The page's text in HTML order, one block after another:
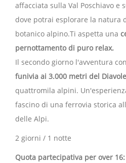
affacciata sulla Val Poschiavo e
dove potrai esplorare la natura
botanico alpino.Ti aspetta una
pernottamento di puro relax.
Il secondo giorno l'avventura
funivia ai 3.000 metri del
quattromila alpini.
fascino di una ferrovia storica
delle Alpi.
2 giorni / 1 notte
Quota partecipativa per over